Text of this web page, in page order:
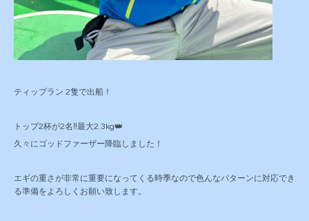
ティップラン 2隻で出船！
トップ2杯が2名‼️最大2.3kg👑
久々にゴッドファーザー降臨しました！
エギの重さが非常に重要になってくる時季なので色んなパターンに対応でき
る準備をよろしくお願い致します。